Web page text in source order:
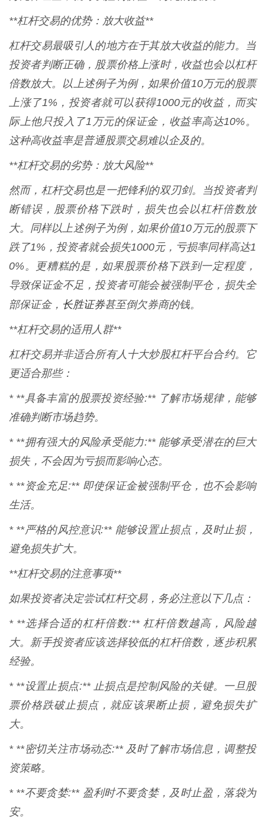
**杠杆交易的优势：放大收益**
杠杆交易最吸引人的地方在于其放大收益的能力。当
投资者判断正确，股票价格上涨时，收益也会以杠杆
倍数放大。以上述例子为例，如果价值10万元的股票
上涨了1%，投资者就可以获得1000元的收益，而实
际上他只投入了1万元的保证金，收益率高达10%。
这种高收益率是普通股票交易难以企及的。
**杠杆交易的劣势：放大风险**
然而，杠杆交易也是一把锋利的双刃剑。当投资者判
断错误，股票价格下跌时，损失也会以杠杆倍数放
大。同样以上述例子为例，如果价值10万元的股票下
跌了1%，投资者就会损失1000元，亏损率同样高达1
0%。更糟糕的是，如果股票价格下跌到一定程度，
导致保证金不足，投资者可能会被强制平仓，损失全
部保证金， 长胜证券甚至倒欠券商的钱。
**杠杆交易的适用人群**
杠杆交易并非适合所有人十大炒股杠杆平台合约。它
更适合那些：
* **具备丰富的股票投资经验:** 了解市场规律，能够
准确判断市场趋势。
* **拥有强大的风险承受能力:** 能够承受潜在的巨大
损失，不会因为亏损而影响心态。
* **资金充足:** 即使保证金被强制平仓，也不会影响
生活。
* **严格的风控意识:** 能够设置止损点，及时止损，
避免损失扩大。
**杠杆交易的注意事项**
如果投资者决定尝试杠杆交易，务必注意以下几点：
* **选择合适的杠杆倍数:** 杠杆倍数越高，风险越
大。新手投资者应该选择较低的杠杆倍数，逐步积累
经验。
* **设置止损点:** 止损点是控制风险的关键。一旦股
票价格跌破止损点，就应该果断止损，避免损失扩
大。
* **密切关注市场动态:** 及时了解市场信息，调整投
资策略。
* **不要贪婪:** 盈利时不要贪婪，及时止盈，落袋为
安。